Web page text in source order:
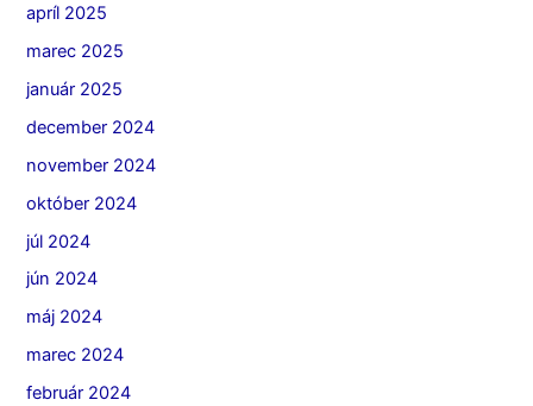
apríl 2025
marec 2025
január 2025
december 2024
november 2024
október 2024
júl 2024
jún 2024
máj 2024
marec 2024
február 2024